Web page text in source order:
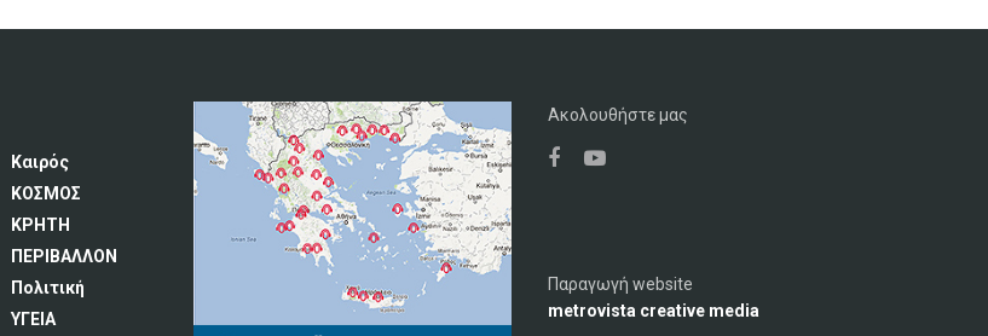
Καιρός
ΚΟΣΜΟΣ
ΚΡΗΤΗ
ΠΕΡΙΒΑΛΛΟΝ
Πολιτική
ΥΓΕΙΑ
Ακολουθήστε μας
Παραγωγή website
metrovista creative media